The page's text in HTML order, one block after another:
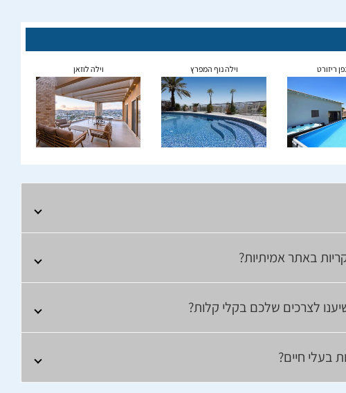
ריזורט וילה נוף המפרץ וילה לוזאן
באתר אמיתיות?
לצרכים שלכם בקלי קלות?
בעלי חיים?